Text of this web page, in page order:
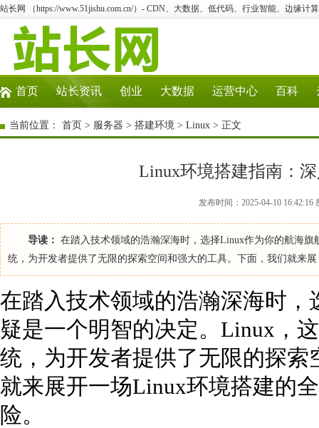
站长网 （https://www.51jishu.com.cn/）- CDN、大数据、低代码、行业智能、边缘计
首页 站长资讯 创业 大数据 运营中心 百科
当前位置： 首页 > 服务器 > 搭建环境 > Linux > 正文
Linux环境搭建指南：
发布时间：2025-04-10 16:42:16
导读： 在踏入技术领域的浩瀚深海时，选择Linux作为你的航海
统，为开发者提供了无限的探索空间和强大的工具。下面，我们就来展
在踏入技术领域的浩瀚深海时
疑是一个明智的决定。Linux，
统，为开发者提供了无限的探
就来展开一场Linux环境搭建的
险。